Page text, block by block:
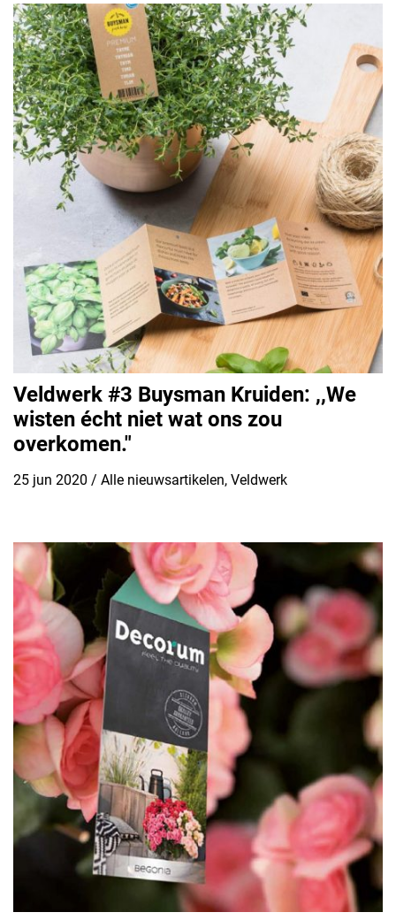
Veldwerk #3 Buysman Kruiden: ,,We
wisten écht niet wat ons zou
overkomen."
25 jun 2020 / Alle nieuwsartikelen, Veldwerk